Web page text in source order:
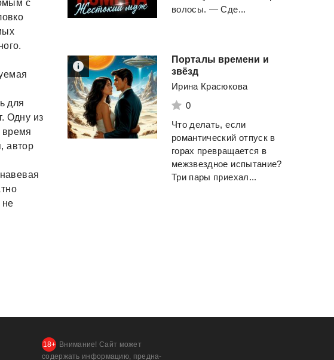
с
для
Одну из
время
автор
не
волосы. — Сде...
Порталы времени и
звёзд
Ирина Красюкова
0
Что делать, если
романтический отпуск в
горах превращается в
межзвездное испытание?
Три пары приехал...
Внимание! Сайт может
содержать информацию, предна­